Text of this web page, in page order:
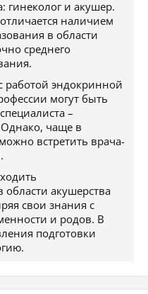
гинеколог и акушер.
наличием
в области
среднего
работой эндокринной
могут быть
–
Однако, чаще в
встретить врача-
акушерства
свои знания с
и родов. В
подготовки